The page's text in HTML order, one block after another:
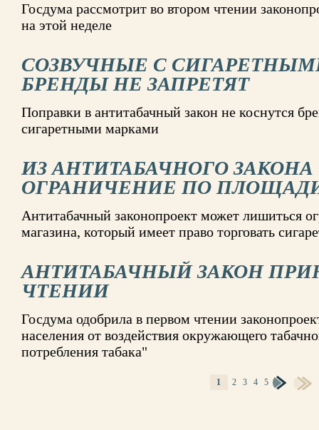
Госдума рассмотрит во втором чтении
на этой неделе
СОЗВУЧНЫЕ С
БРЕНДЫ НЕ ЗАПРЕТЯТ
Поправки в антитабачный закон не коснутся
сигаретными марками
ИЗ АНТИТАБАЧНОГО ЗАКОНА
ОГРАНИЧЕНИЕ ПО
Антитабачный законопроект может лишиться
магазина, который имеет право торговать
АНТИТАБАЧНЫЙ ЗАКОН
ЧТЕНИИ
Госдума одобрила в первом чтении
населения от воздействия окружающего
потребления табака"
1 2 3 4 5